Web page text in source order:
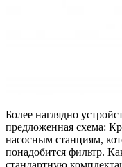
Более наглядно
предложенная схема:
насосным станциям,
понадобится фильтр.